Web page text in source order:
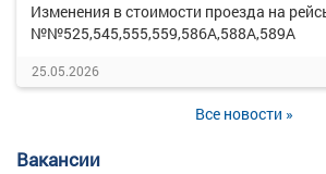
Изменения в стоимости проезда на
№№525,545,555,559,586А,588А,589А
25.05.2026
Все новости »
Вакансии